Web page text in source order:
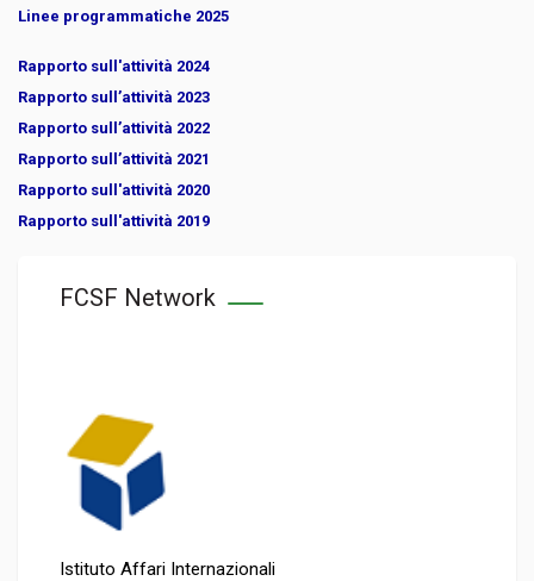
Linee programmatiche 2025
Rapporto sull'attività 2024
Rapporto sull’attività 2023
Rapporto sull’attività 2022
Rapporto sull’attività 2021
Rapporto sull'attività 2020
Rapporto sull'attività 2019
FCSF Network
Istituto Affari Internazionali